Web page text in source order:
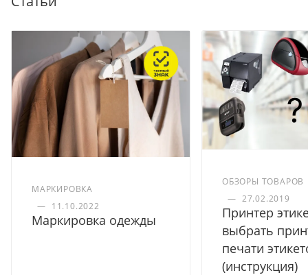
МАРКИРОВКА
— 11.10.2022
Маркировка одежды
ОБЗОРЫ ТОВАРОВ
— 27.02.2019
Принтер
выбрать
печати
(инструкция)